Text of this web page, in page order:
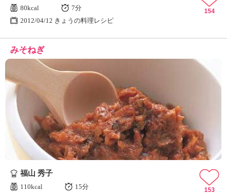
80kcal
7分
2012/04/12 きょうの料理レシピ
154
みそねぎ
福山 秀子
110kcal
15分
153